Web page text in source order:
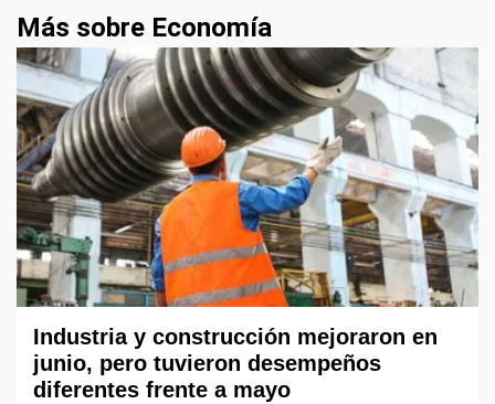
Más sobre Economía
Industria y construcción mejoraron en
junio, pero tuvieron desempeños
diferentes frente a mayo